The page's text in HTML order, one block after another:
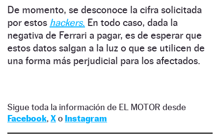
De momento, se desconoce la cifra solicitada
por estos hackers. En todo caso, dada la
negativa de Ferrari a pagar, es de esperar que
estos datos salgan a la luz o que se utilicen de
una forma más perjudicial para los afectados.
Sigue toda la información de EL MOTOR desde
Facebook, Xo Instagram